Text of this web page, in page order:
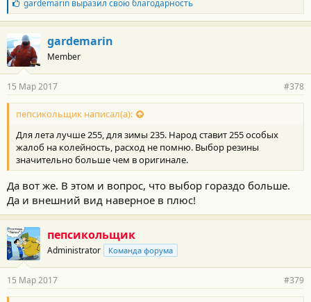
л
а
г
о
д
а
н
о
с
и
:
gardemarinвыразил свою благодарность
gardemarin
Member
15 Мар 2017 #378
пепсикольщик написал(а):
Для лета лучше 255, для зимы 235. Народ ставит 255 особых
жалоб на колейность, расход не помню. Выбор резины
значительно больше чем в оригинале.
Да вот же. В этом и вопрос, что выбор гораздо больше.
Да и внешний вид наверное в плюс!
пепсикольщик
Administrator Команда форума
15 Мар 2017 #379